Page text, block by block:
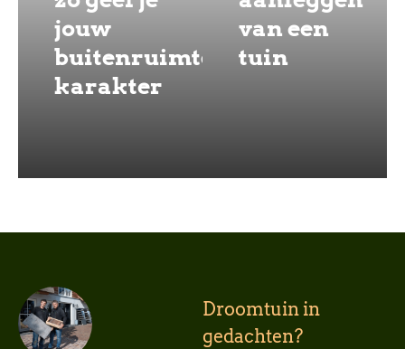
jouw
buitenruimte
karakter
van een
tuin
Droomtuin in
gedachten?